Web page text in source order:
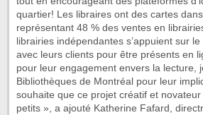
quartier! Les libraires ont des cartes
représentant 48 % des ventes en
librairies indépendantes s’appuient sur
avec leurs clients pour être présents en
pour leur engagement envers la lecture,
Bibliothèques de Montréal pour leur
souhaite que ce projet créatif et
petits », a ajouté Katherine Fafard,